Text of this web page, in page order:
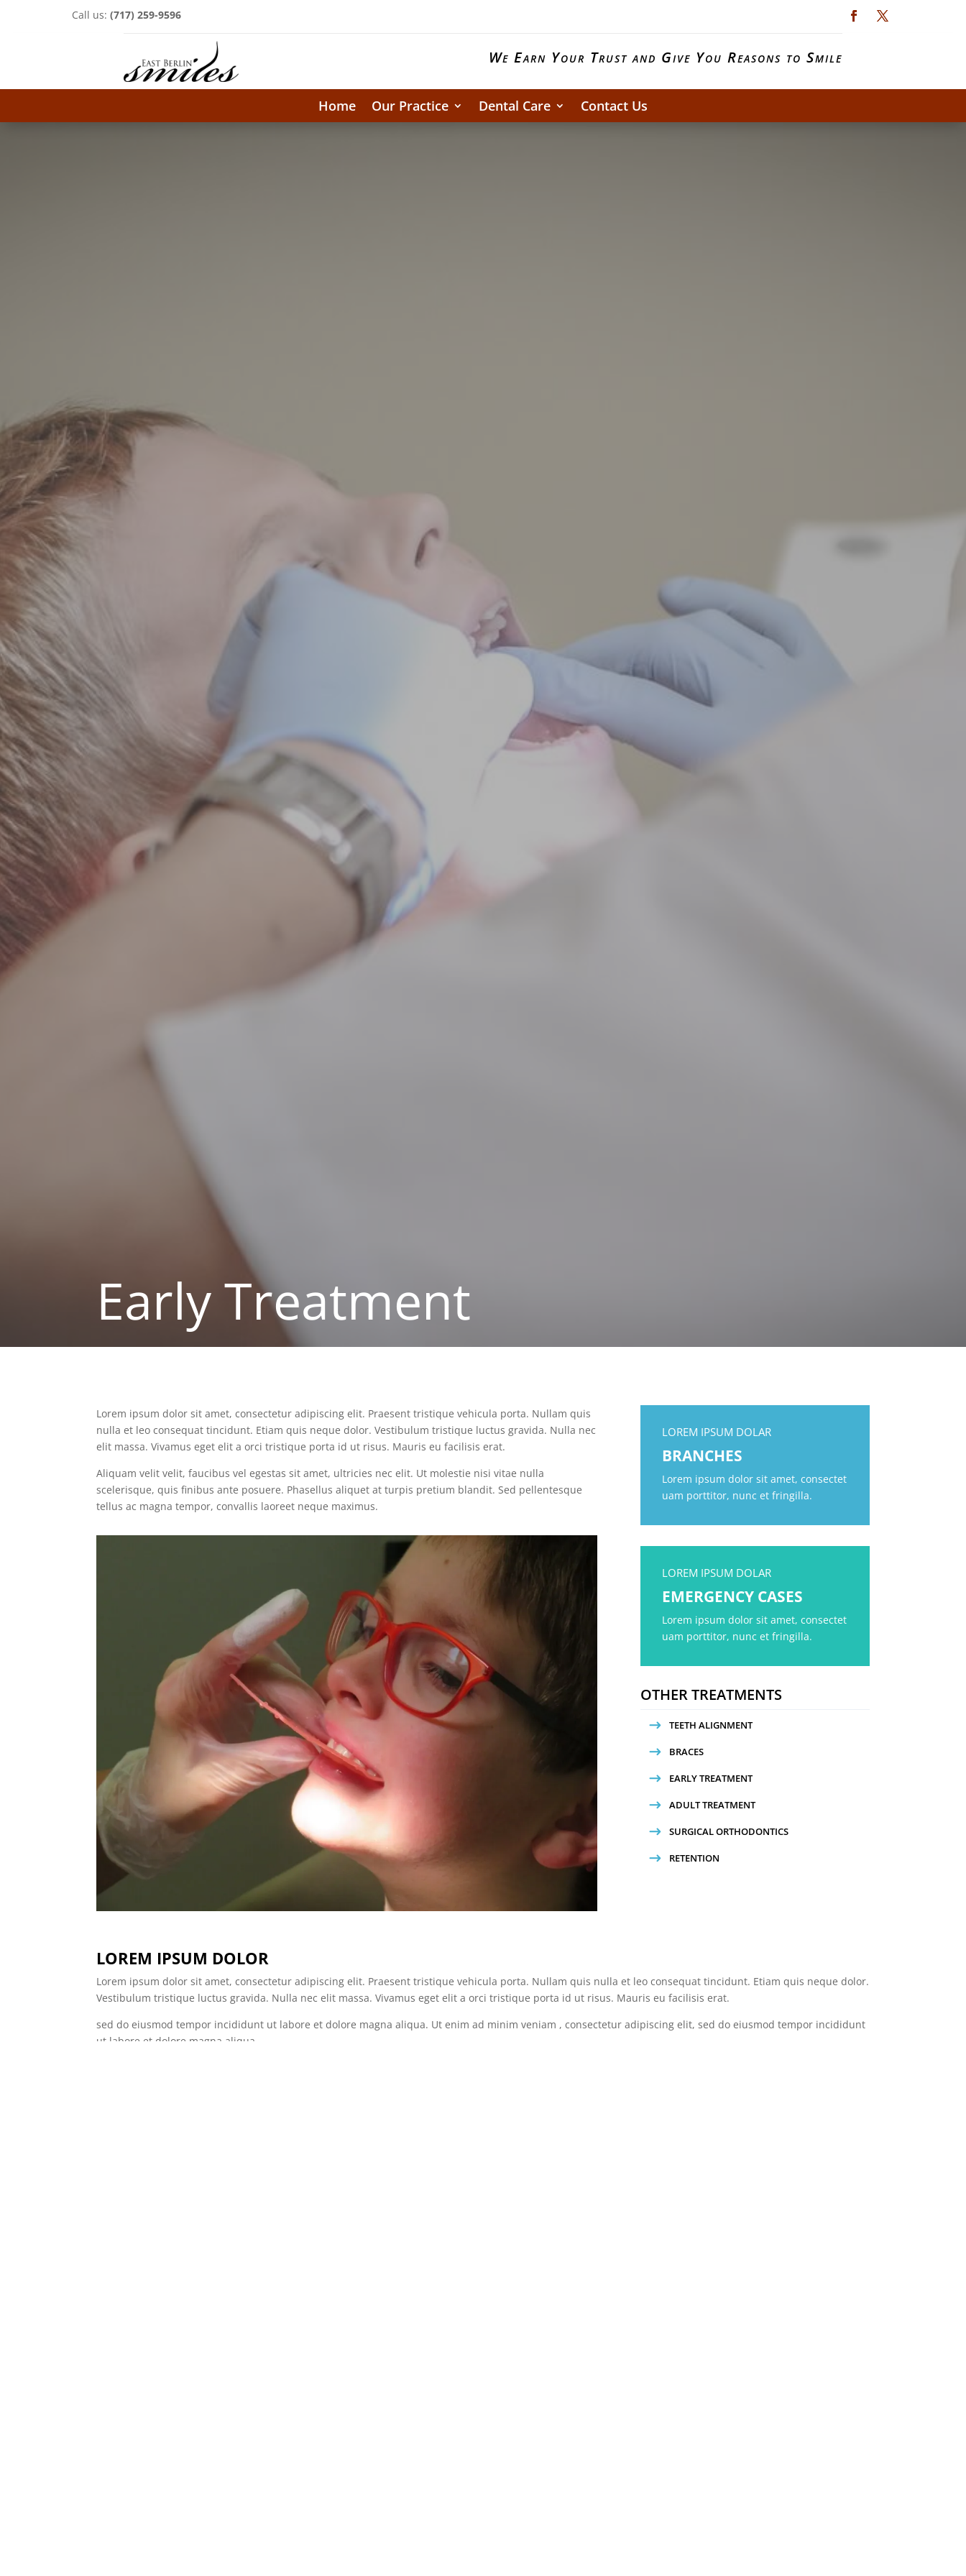
Call us: (717) 259-9596
We Earn Your Trust and Give You Reasons to Smile
Home Our Practice Dental Care Contact Us
Early Treatment
Lorem ipsum dolor sit amet, consectetur adipiscing elit. Praesent tristique vehicula porta. Nullam quis
nulla et leo consequat tincidunt. Etiam quis neque dolor. Vestibulum tristique luctus gravida. Nulla nec
elit massa. Vivamus eget elit a orci tristique porta id ut risus. Mauris eu facilisis erat.
Aliquam velit velit, faucibus vel egestas sit amet, ultricies nec elit. Ut molestie nisi vitae nulla
scelerisque, quis finibus ante posuere. Phasellus aliquet at turpis pretium blandit. Sed pellentesque
tellus ac magna tempor, convallis laoreet neque maximus.
LOREM IPSUM DOLAR
BRANCHES
Lorem ipsum dolor sit amet, consectet
uam porttitor, nunc et fringilla.
LOREM IPSUM DOLAR
EMERGENCY CASES
Lorem ipsum dolor sit amet, consectet
uam porttitor, nunc et fringilla.
OTHER TREATMENTS
TEETH ALIGNMENT
BRACES
EARLY TREATMENT
ADULT TREATMENT
SURGICAL ORTHODONTICS
RETENTION
LOREM IPSUM DOLOR
Lorem ipsum dolor sit amet, consectetur adipiscing elit. Praesent tristique vehicula porta. Nullam quis nulla et leo consequat tincidunt. Etiam quis neque dolor.
Vestibulum tristique luctus gravida. Nulla nec elit massa. Vivamus eget elit a orci tristique porta id ut risus. Mauris eu facilisis erat.
sed do eiusmod tempor incididunt ut labore et dolore magna aliqua. Ut enim ad minim veniam , consectetur adipiscing elit, sed do eiusmod tempor incididunt
ut labore et dolore magna aliqua.